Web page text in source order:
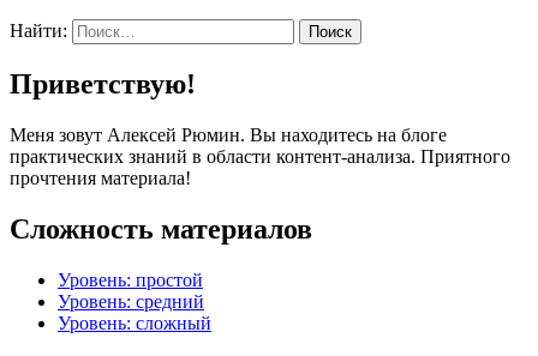
Найти:
Приветствую!
Меня зовут Алексей Рюмин. Вы находитесь на блоге
практических знаний в области контент-анализа. Приятного
прочтения материала!
Сложность материалов
Уровень: простой
Уровень: средний
Уровень: сложный